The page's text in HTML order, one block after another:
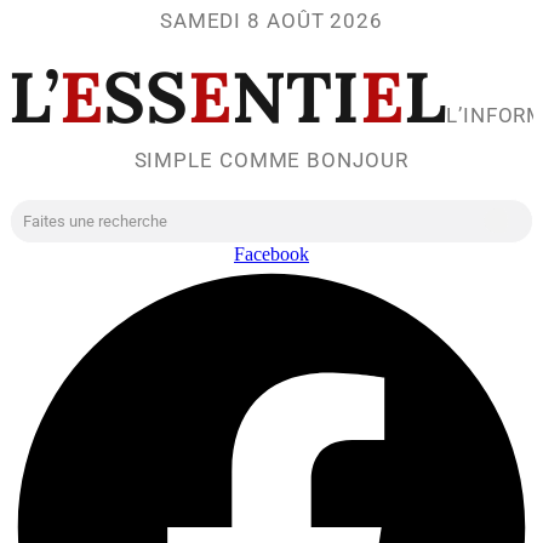
SAMEDI 8 AOÛT 2026
L’ESSENTIEL
SIMPLE COMME BONJOUR
Facebook